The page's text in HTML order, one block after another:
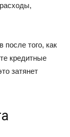
после того, как
кредитные
затянет